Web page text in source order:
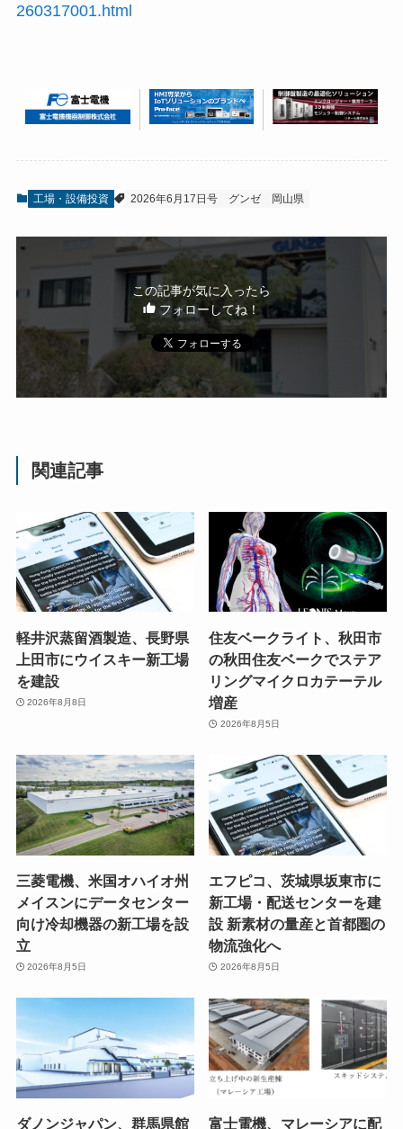
260317001.html
工場・設備投資 2026年6月17日号 グンゼ 岡山県
この記事が気に入ったら
フォローしてね！
関連記事
軽井沢蒸留酒製造、長野県
上田市にウイスキー新工場
を建設
2026年8月8日
住友ベークライト、秋田市
の秋田住友ベークでステア
リングマイクロカテーテル
増産
2026年8月5日
三菱電機、米国オハイオ州
メイスンにデータセンター
向け冷却機器の新工場を設
立
2026年8月5日
エフピコ、茨城県坂東市に
新工場・配送センターを建
設 新素材の量産と首都圏の
物流強化へ
2026年8月5日
ダノンジャパン、群馬県館 富士電機、マレーシアに配